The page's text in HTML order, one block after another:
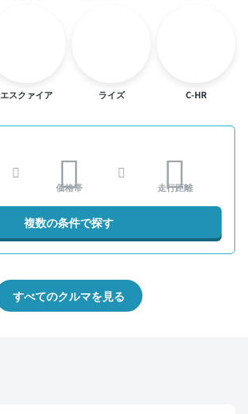
エスクァイア ライズ C-HR
価格帯 走行距離
複数の条件で探す
すべてのクルマを見る